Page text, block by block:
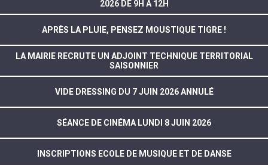
2026 DE 9H À 12H
APRÈS LA PLUIE, PENSEZ MOUSTIQUE TIGRE !
LA MAIRIE RECRUTE UN ADJOINT TECHNIQUE TERRITORIAL
SAISONNIER
VIDE DRESSING DU 7 JUIN 2026 ANNULÉ
SÉANCE DE CINÉMA LUNDI 8 JUIN 2026
INSCRIPTIONS ECOLE DE MUSIQUE ET DE DANSE